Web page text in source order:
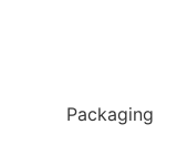
Packaging